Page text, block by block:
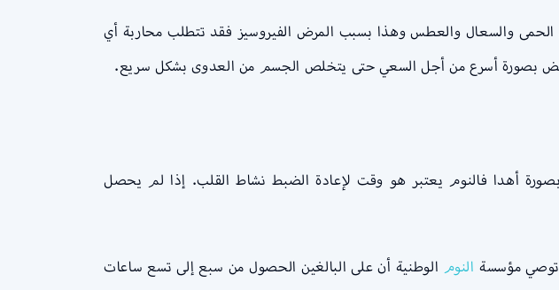
الحمى والسعال والعطس وهذا بسبب المرض الفيروسيز فقد تتطلب محاربة أي
بصورة أسرع من أجل السعي حتى يتخلص الجسم من العدوى بشكل سريع.
أهدا فالنوم يعتبر هو وقت لإعادة الضبط نشاط القلب. إذا لم يحصل
توصي مؤسسة النوم الوطنية أن على البالغين الحصول من سبع إلى تسع ساعات